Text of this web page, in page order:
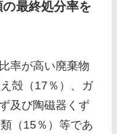
最終処分率を
率が高い廃棄物
殻（17％）、ガ
及び陶磁器くず
（15％）等であ